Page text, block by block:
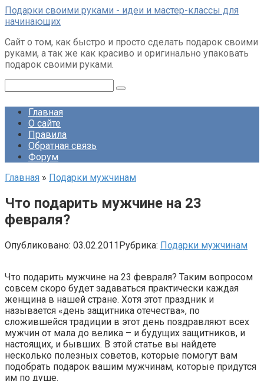
Перейти
к
Подарки своими руками - идеи и мастер-классы для
начинающих
Сайт о том, как быстро и просто сделать подарок своими
руками, а так же как красиво и оригинально упаковать
подарок своими руками.
Главная
О сайте
Правила
Обратная связь
Форум
Главная » Подарки мужчинам
Что подарить мужчине на 23
февраля?
Опубликовано: 03.02.2011Рубрика: Подарки мужчинам
Что подарить мужчине на 23 февраля? Таким вопросом
совсем скоро будет задаваться практически каждая
женщина в нашей стране. Хотя этот праздник и
называется «день защитника отечества», по
сложившейся традиции в этот день поздравляют всех
мужчин от мала до велика – и будущих защитников, и
настоящих, и бывших. В этой статье вы найдете
несколько полезных советов, которые помогут вам
подобрать подарок вашим мужчинам, которые придутся
им по душе.